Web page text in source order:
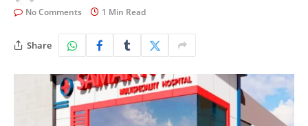
No Comments
1 Min Read
Share